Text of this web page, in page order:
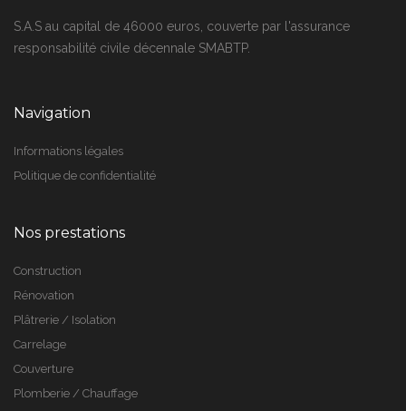
S.A.S au capital de 46000 euros, couverte par l'assurance
responsabilité civile décennale SMABTP.
Navigation
Informations légales
Politique de confidentialité
Nos prestations
Construction
Rénovation
Plâtrerie / Isolation
Carrelage
Couverture
Plomberie / Chauffage